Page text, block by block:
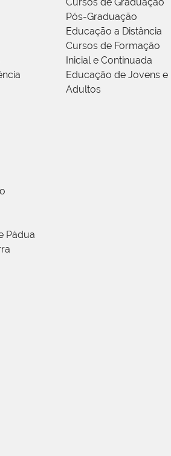
Pádua
Pós-Graduação
Educação a Distância
Cursos de Formação
Inicial e Continuada
Educação de Jovens e
Adultos